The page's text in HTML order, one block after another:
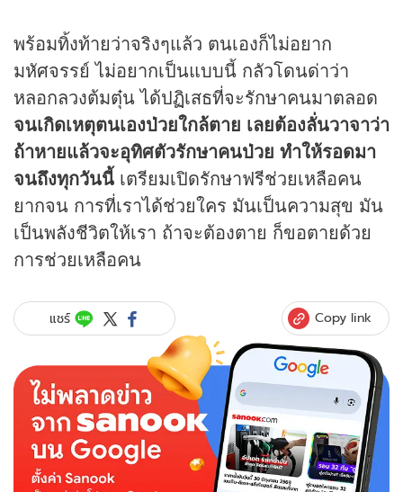
พร้อมทิ้งท้ายว่าจริงๆแล้ว ตนเองก็ไม่อยาก
มหัศจรรย์ ไม่อยากเป็นแบบนี้ กลัวโดนด่าว่า
หลอกลวงต้มตุ๋น ได้ปฏิเสธที่จะรักษาคนมาตลอด
จนเกิดเหตุตนเองป่วยใกล้ตาย เลยต้องลั่นวาจาว่า
ถ้าหายแล้วจะอุทิศตัวรักษาคนป่วย ทำให้รอดมา
จนถึงทุกวันนี้ เตรียมเปิดรักษาฟรีช่วยเหลือคน
ยากจน การที่เราได้ช่วยใคร มันเป็นความสุข มัน
เป็นพลังชีวิตให้เรา ถ้าจะต้องตาย ก็ขอตายด้วย
การช่วยเหลือคน
แชร์ Copy link